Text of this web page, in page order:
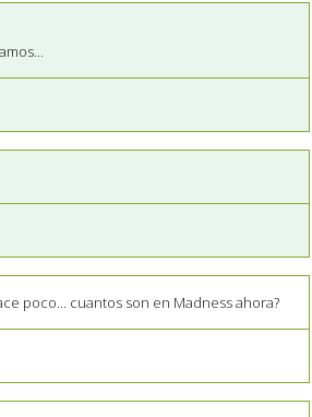
poco... cuantos son en Madness ahora?